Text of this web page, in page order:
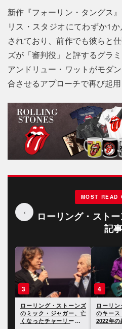
新作『フォーリン・タングス
リス・スタジオにてわずか1
されており、前作でも彼らと
ズが「審判役」と評するグラ
アンドリュー・ワットがモダ
合させるアプローチで再び起用
‹
MOST READ
ローリング・スト
記事
3
ローリング・ストーンズ
のミック・ジャガー、亡
くなったチャーリー・ワ
4
ローリ
のキース
2022年の